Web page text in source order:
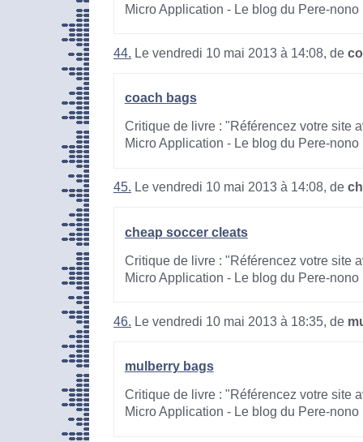
Micro Application - Le blog du Pere-nono
44. Le vendredi 10 mai 2013 à 14:08, de
coach bags
Critique de livre : "Référencez votre site
Micro Application - Le blog du Pere-nono
45. Le vendredi 10 mai 2013 à 14:08, de
cheap soccer cleats
Critique de livre : "Référencez votre site
Micro Application - Le blog du Pere-nono
46. Le vendredi 10 mai 2013 à 18:35, de
mulberry bags
Critique de livre : "Référencez votre site
Micro Application - Le blog du Pere-nono